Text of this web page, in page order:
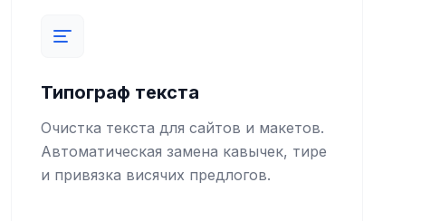
Типограф текста
Очистка текста для сайтов и макетов.
Автоматическая замена кавычек, тире
и привязка висячих предлогов.